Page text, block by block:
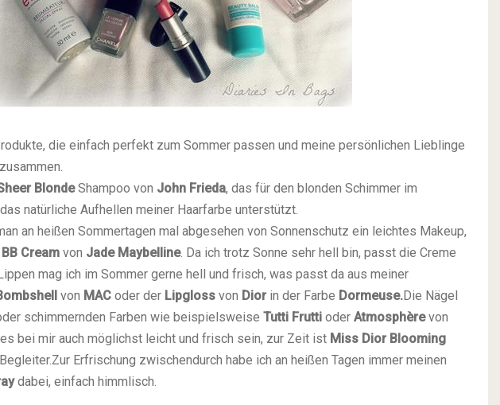
die einfach perfekt zum Sommer passen und meine persönlichen Lieblinge
BlondeShampoo von John Frieda, das für den blonden Schimmer im
natürliche Aufhellen meiner Haarfarbe unterstützt.
an heißen Sommertagen mal abgesehen von Sonnenschutz ein leichtes Makeup,
BB Cream von Jade Maybelline. Da ich trotz Sonne sehr hell bin, passt die Creme
mag ich im Sommer gerne hell und frisch, was passt da aus meiner
von MAC oder der Lipgloss von Dior in der Farbe Dormeuse.Die Nägel
schimmernden Farben wie beispielsweise Tutti Frutti oder Atmosphèrevon
bei mir auch möglichst leicht und frisch sein, zur Zeit ist Miss Dior Blooming
Zur Erfrischung zwischendurch habe ich an heißen Tagen immer meinen
dabei, einfach himmlisch.